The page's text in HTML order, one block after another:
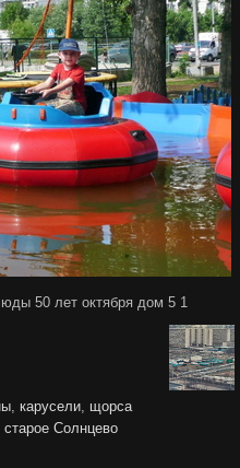
50 лет октября дом 5 1
, карусели, щорса
Солнцево